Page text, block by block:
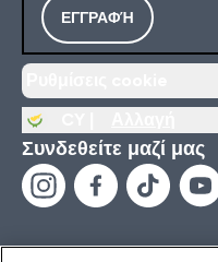
ΕΓΓΡΑΦΉ
Συνδεθείτε μαζί μας